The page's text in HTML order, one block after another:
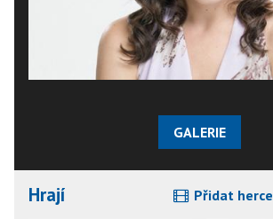
GALERIE
Hrají Přidat herce